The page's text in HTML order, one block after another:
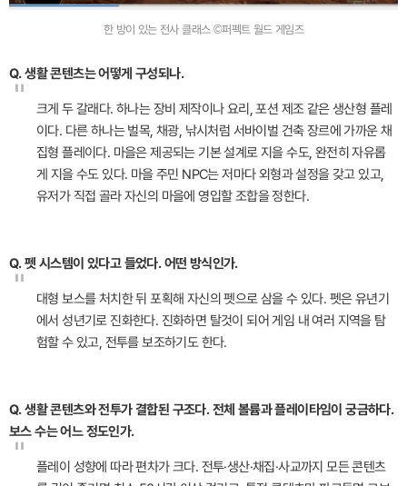
한 방이 있는 전사 클래스 ©퍼펙트 월드 게임즈
Q. 생활 콘텐츠는 어떻게 구성되나.
"
크게 두 갈래다. 하나는 장비 제작이나 요리, 포션 제조 같은 생산형 플레
이다. 다른 하나는 벌목, 채광, 낚시처럼 서바이벌 건축 장르에 가까운 채
집형 플레이다. 마을은 제공되는 기본 설계로 지을 수도, 완전히 자유롭
게 지을 수도 있다. 마을 주민 NPC는 저마다 외형과 설정을 갖고 있고,
유저가 직접 골라 자신의 마을에 영입할 조합을 정한다.
Q. 펫 시스템이 있다고 들었다. 어떤 방식인가.
"
대형 보스를 처치한 뒤 포획해 자신의 펫으로 삼을 수 있다. 펫은 유년기
에서 성년기로 진화한다. 진화하면 탈것이 되어 게임 내 여러 지역을 탐
험할 수 있고, 전투를 보조하기도 한다.
Q. 생활 콘텐츠와 전투가 결합된 구조다. 전체 볼륨과 플레이타임이 궁금하다.
보스 수는 어느 정도인가.
"
플레이 성향에 따라 편차가 크다. 전투·생산·채집·사교까지 모든 콘텐츠